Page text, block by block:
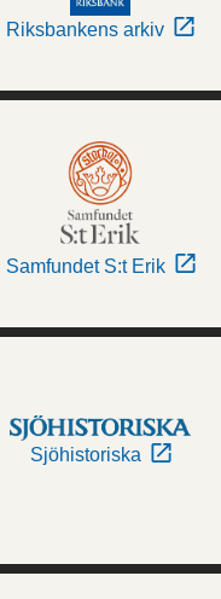
Riksbankens arkiv
Samfundet S:t Erik
Sjöhistoriska